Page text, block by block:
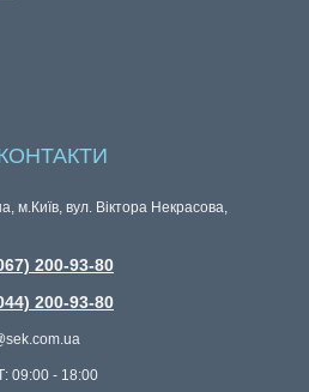
м.Київ, вул. Віктора Некрасова,
200-93-80
200-93-80
09:00 - 18:00